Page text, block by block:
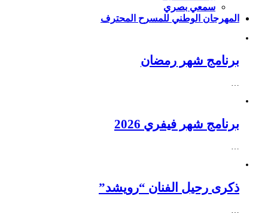
سمعي بصري
المهرجان الوطني للمسرح المحترف
برنامج شهر رمضان
…
برنامج شهر فيفري 2026
…
ذكرى رحيل الفنان “رويشد”
…